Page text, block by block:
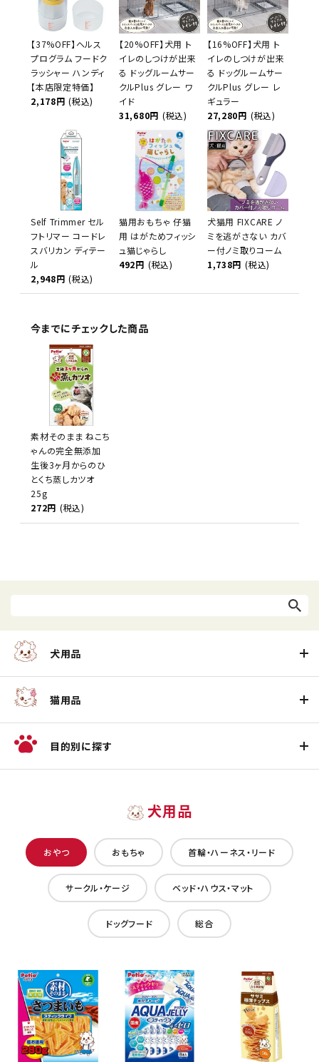
【37%OFF】ヘルス
プログラム フードク
ラッシャー ハンディ
【本店限定特価】
2,178円 (税込)
【20%OFF】犬用 ト
イレのしつけが出来
る ドッグルームサー
クルPlus グレー ワ
イド
31,680円 (税込)
【16%OFF】犬用 ト
イレのしつけが出来
る ドッグルームサー
クルPlus グレー レ
ギュラー
27,280円 (税込)
Self Trimmer セル
フトリマー コードレ
スバリカン ディテー
ル
2,948円 (税込)
猫用おもちゃ 仔猫
用 はがためフィッシ
ュ猫じゃらし
492円 (税込)
犬猫用 FIXCARE ノ
ミを逃がさない カバ
ー付ノミ取りコーム
1,738円 (税込)
今までにチェックした商品
素材そのまま ねこち
ゃんの完全無添加
生後3ヶ月からのひ
とくち蒸しカツオ
25g
272円 (税込)
犬用品
猫用品
目的別に探す
犬用品
おやつ おもちゃ 首輪・ハーネス・リード
サークル・ケージ ベッド・ハウス・マット
ドッグフード 総合